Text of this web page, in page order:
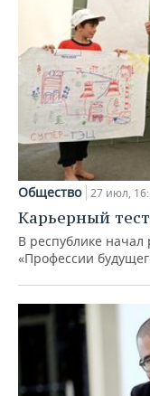
Общество 27 июл,
Карьерный
В республике
«Профессии